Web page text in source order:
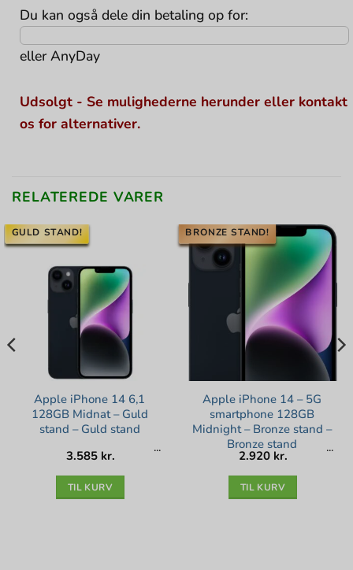
Du kan også dele din betaling op for:
ellerAnyDay
Udsolgt - Se mulighederne herunder eller kontakt
os for alternativer.
RELATEREDE VARER
GULD STAND!
Apple iPhone 14 6,1
128GB Midnat – Guld
stand – Guld stand
3.585 kr.
TIL KURV
BRONZE STAND!
Apple iPhone 14 – 5G
smartphone 128GB
Midnight – Bronze stand –
Bronze stand
2.920 kr.
TIL KURV